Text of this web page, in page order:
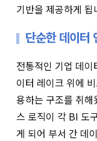
기반을 제공하게 됩
단순한 데이터
전통적인 기업 데
이터 레이크 위에
용하는 구조를 취
스 로직이 각 BI 도
게 되어 부서 간 데